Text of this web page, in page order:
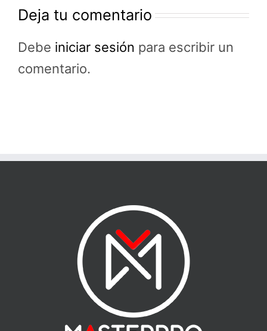
Deja tu comentario
Debe iniciar sesión para escribir un
comentario.